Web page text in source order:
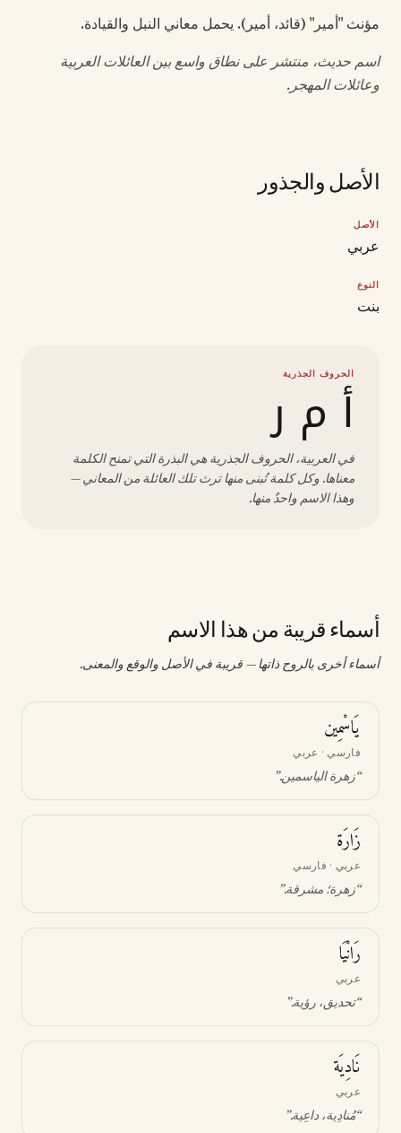
مؤنث "أمير" (قائد، أمير). يحمل معاني النبل والقيادة.
اسم حديث، منتشر على نطاق واسع بين العائلات العربية
وعائلات المهجر.
الأصل والجذور
الأصل
عربي
النوع
بنت
الحروف الجذرية
أ م ر
في العربية، الحروف الجذرية هي البذرة التي تمنح الكلمة
معناها. وكل كلمة تُبنى منها ترث تلك العائلة من المعاني —
وهذا الاسم واحدٌ منها.
أسماء قريبة من هذا الاسم
أسماء أخرى بالروح ذاتها — قريبة في الأصل والوقع والمعنى.
يَاسْمِين
فارسي · عربي
“زهرة الياسمين.”
زَارَة
عربي · فارسي
“زهرة؛ مشرقة.”
رَانْيَا
عربي
“تحديق، رؤية.”
نَادِيَة
عربي
“مُنادِية، داعِية.”